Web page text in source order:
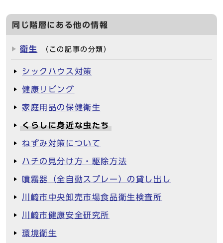
同じ階層にある他の情報
衛生 （この記事の分類）
シックハウス対策
健康リビング
家庭用品の保健衛生
くらしに身近な虫たち
ねずみ対策について
ハチの見分け方・駆除方法
噴霧器（全自動スプレー）の貸し出し
川崎市中央卸売市場食品衛生検査所
川崎市健康安全研究所
環境衛生